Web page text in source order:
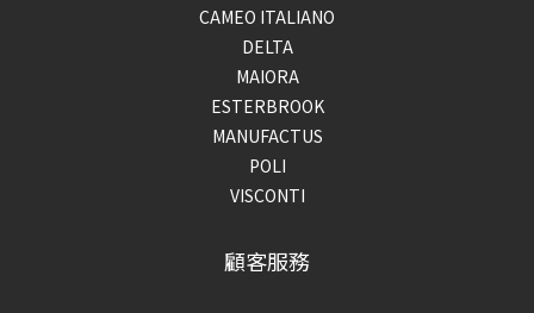
CAMEO ITALIANO
DELTA
MAIORA
ESTERBROOK
MANUFACTUS
POLI
VISCONTI
顧客服務